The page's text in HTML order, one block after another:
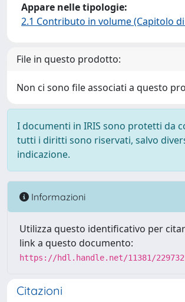
Appare nelle tipologie:
2.1 Contributo in volume (Capitolo
File in questo prodotto:
Non ci sono file associati a questo
I documenti in IRIS sono protetti da
tutti i diritti sono riservati, salvo
indicazione.
Informazioni
Utilizza questo identificativo per
link a questo documento:
https://hdl.handle.net/11381/
Citazioni